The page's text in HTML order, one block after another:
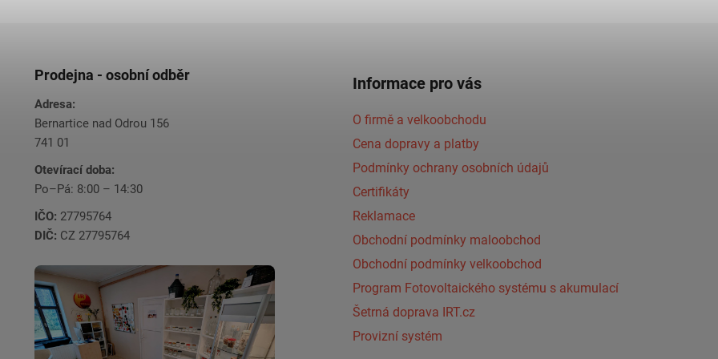
Prodejna - osobní odběr
Adresa:
Bernartice nad Odrou 156
741 01
Otevírací doba:
Po–Pá: 8:00 – 14:30
IČO: 27795764
DIČ: CZ 27795764
Informace pro vás
O firmě a velkoobchodu
Cena dopravy a platby
Podmínky ochrany osobních údajů
Certifikáty
Reklamace
Obchodní podmínky maloobchod
Obchodní podmínky velkoobchod
Program Fotovoltaického systému s akumulací
Šetrná doprava IRT.cz
Provizní systém